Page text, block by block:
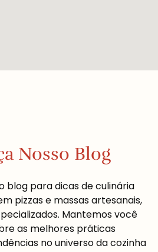
Nosso Blog
blog para dicas de culinária
pizzas e massas artesanais,
Mantemos você
as melhores práticas
no universo da cozinha